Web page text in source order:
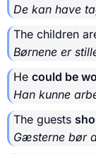
De kan have
The children
Børnene er
He could be
Han kunne
The guests
Gæsterne bør